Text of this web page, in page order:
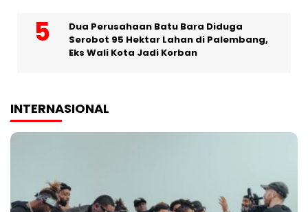
Dua Perusahaan Batu Bara Diduga
Serobot 95 Hektar Lahan di Palembang,
Eks Wali Kota Jadi Korban
INTERNASIONAL